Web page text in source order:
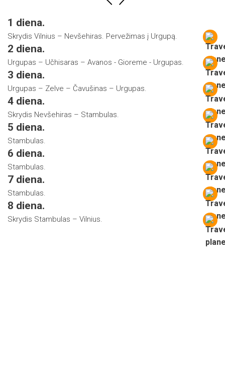
1 diena.
Skrydis Vilnius – Nevšehiras. Pervežimas į Urgupą.
2 diena.
Urgupas – Učhisaras – Avanos - Gioreme - Urgupas.
3 diena.
Urgupas – Zelve – Čavušinas – Urgupas.
4 diena.
Skrydis Nevšehiras – Stambulas.
5 diena.
Stambulas.
6 diena.
Stambulas.
7 diena.
Stambulas.
8 diena.
Skrydis Stambulas – Vilnius.